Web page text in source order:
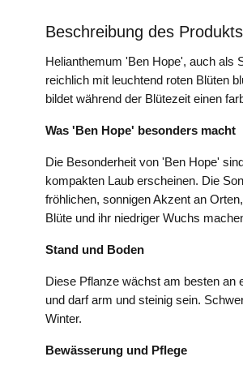
Beschreibung des Produkts
Helianthemum 'Ben Hope', auch als
reichlich mit leuchtend roten Blüten
bildet während der Blütezeit einen
Was 'Ben Hope' besonders macht
Die Besonderheit von 'Ben Hope'
kompakten Laub erscheinen. Die
fröhlichen, sonnigen Akzent an
Blüte und ihr niedriger Wuchs
Stand und Boden
Diese Pflanze wächst am besten an
und darf arm und steinig sein.
Winter.
Bewässerung und Pflege